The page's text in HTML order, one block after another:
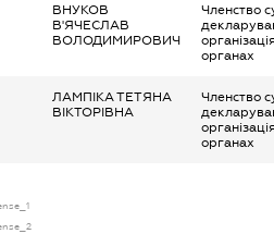
ВНУКОВ
В'ЯЧЕСЛАВ
ВОЛОДИМИРОВИЧ
Членство
органах
ЛАМПІКА ТЕТЯНА
ВІКТОРІВНА
Членство
органах